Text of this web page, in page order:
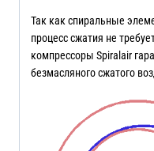
Так как спиральные
процесс сжатия не
компрессоры Spiralair
безмасляного сжатого